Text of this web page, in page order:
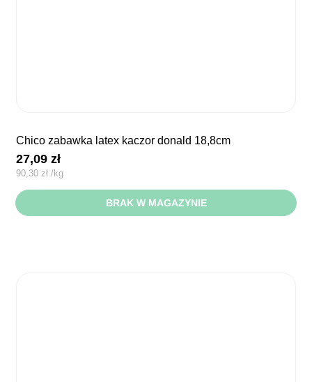
chico zabawka latex kaczor donald 18,8cm
27,09zł
90,30 zł /kg
BRAK W MAGAZYNIE